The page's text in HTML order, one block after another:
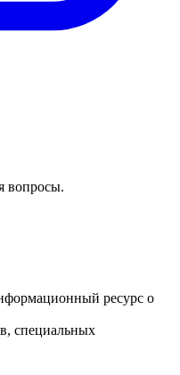
вопросы.
ресурс о
специальных